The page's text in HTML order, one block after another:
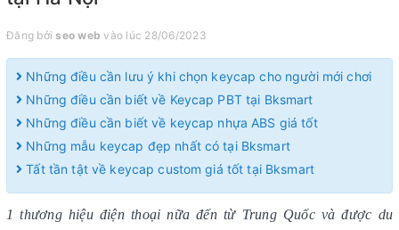
Đăng bởiseo web vào lúc 28/06/2023
Những điều cần lưu ý khi chọn keycap cho người mới chơi
Những điều cần biết về Keycap PBT tại Bksmart
Những điều cần biết về keycap nhựa ABS giá tốt
Những mẫu keycap đẹp nhất có tại Bksmart
Tất tần tật về keycap custom giá tốt tại Bksmart
1 thương hiệu điện thoại nữa đến từ Trung Quốc và được du